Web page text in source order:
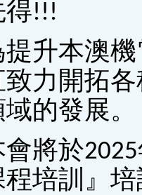
得!!!
提升本澳
致力開拓
的發展。
會將於
程培訓』